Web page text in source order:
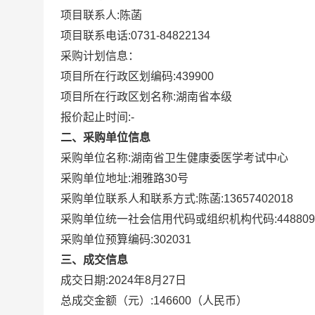
项目联系人: 陈菡
项目联系电话:0731-84822134
采购计划信息：
项目所在行政区划编码:439900
项目所在行政区划名称:湖南省本级
报价起止时间:-
二、采购单位信息
采购单位名称:湖南省卫生健康委医学考试中心
采购单位地址:湘雅路30号
采购单位联系人和联系方式: 陈菡:13657402018
采购单位统一社会信用代码或组织机构代码:
采购单位预算编码:302031
三、成交信息
成交日期:2024年8月27日
总成交金额（元）:146600 （人民币）